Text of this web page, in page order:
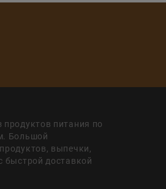
продуктов питания по
Большой
выпечки,
быстрой доставкой